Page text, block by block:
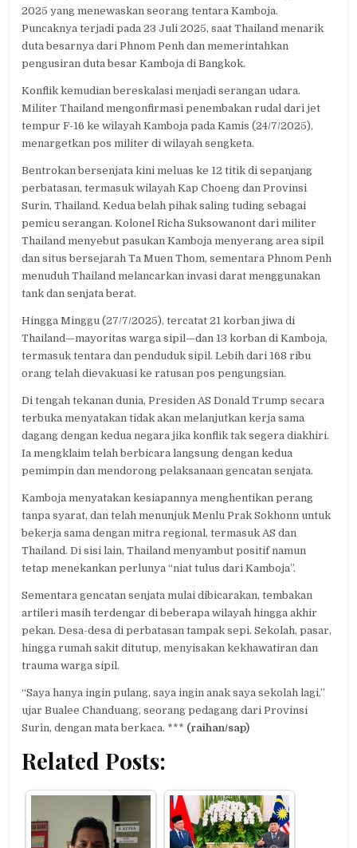
2025 yang menewaskan seorang tentara Kamboja.
Puncaknya terjadi pada 23 Juli 2025, saat Thailand menarik
duta besarnya dari Phnom Penh dan memerintahkan
pengusiran duta besar Kamboja di Bangkok.
Konflik kemudian bereskalasi menjadi serangan udara.
Militer Thailand mengonfirmasi penembakan rudal dari jet
tempur F-16 ke wilayah Kamboja pada Kamis (24/7/2025),
menargetkan pos militer di wilayah sengketa.
Bentrokan bersenjata kini meluas ke 12 titik di sepanjang
perbatasan, termasuk wilayah Kap Choeng dan Provinsi
Surin, Thailand. Kedua belah pihak saling tuding sebagai
pemicu serangan. Kolonel Richa Suksowanont dari militer
Thailand menyebut pasukan Kamboja menyerang area sipil
dan situs bersejarah Ta Muen Thom, sementara Phnom Penh
menuduh Thailand melancarkan invasi darat menggunakan
tank dan senjata berat.
Hingga Minggu (27/7/2025), tercatat 21 korban jiwa di
Thailand—mayoritas warga sipil—dan 13 korban di Kamboja,
termasuk tentara dan penduduk sipil. Lebih dari 168 ribu
orang telah dievakuasi ke ratusan pos pengungsian.
Di tengah tekanan dunia, Presiden AS Donald Trump secara
terbuka menyatakan tidak akan melanjutkan kerja sama
dagang dengan kedua negara jika konflik tak segera diakhiri.
Ia mengklaim telah berbicara langsung dengan kedua
pemimpin dan mendorong pelaksanaan gencatan senjata.
Kamboja menyatakan kesiapannya menghentikan perang
tanpa syarat, dan telah menunjuk Menlu Prak Sokhonn untuk
bekerja sama dengan mitra regional, termasuk AS dan
Thailand. Di sisi lain, Thailand menyambut positif namun
tetap menekankan perlunya “niat tulus dari Kamboja”.
Sementara gencatan senjata mulai dibicarakan, tembakan
artileri masih terdengar di beberapa wilayah hingga akhir
pekan. Desa-desa di perbatasan tampak sepi. Sekolah, pasar,
hingga rumah sakit ditutup, menyisakan kekhawatiran dan
trauma warga sipil.
“Saya hanya ingin pulang, saya ingin anak saya sekolah lagi,”
ujar Bualee Chanduang, seorang pedagang dari Provinsi
Surin, dengan mata berkaca. *** (raihan/sap)
Related Posts: